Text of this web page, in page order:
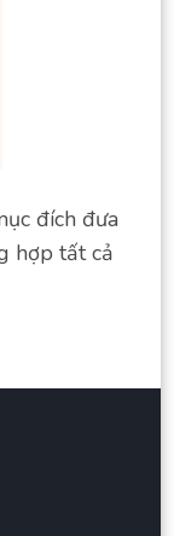
đích đưa
hợp tất cả